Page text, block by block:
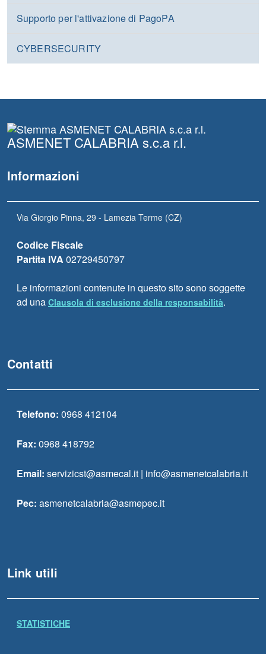
Supporto per l'attivazione di PagoPA
CYBERSECURITY
ASMENET CALABRIA s.c.a r.l.
Informazioni
Via Giorgio Pinna, 29 - Lamezia Terme (CZ)
Codice Fiscale
Partita IVA 02729450797
Le informazioni contenute in questo sito sono soggette
ad una Clausola di esclusione della responsabilità.
Contatti
Telefono: 0968 412104
Fax: 0968 418792
Email: servizicst@asmecal.it | info@asmenetcalabria.it
Pec: asmenetcalabria@asmepec.it
Link utili
STATISTICHE